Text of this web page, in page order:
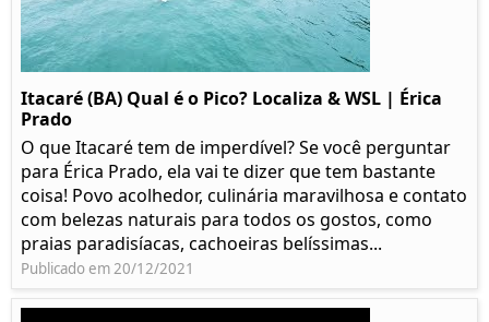
Itacaré (BA) Qual é o Pico? Localiza & WSL | Érica
Prado​
O que Itacaré tem de imperdível? Se você perguntar
para Érica Prado, ela vai te dizer que tem bastante
coisa!​ Povo acolhedor, culinária maravilhosa e contato
com belezas naturais para todos os gostos, como
praias paradisíacas, cachoeiras belíssimas...
Publicado em 20/12/2021